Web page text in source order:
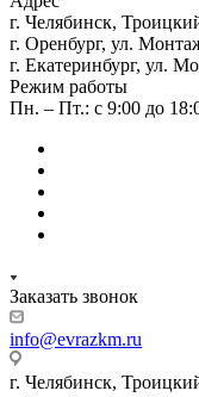
г. Челябинск,
г. Оренбург, ул.
г. Екатеринбург, ул.
Режим работы
Пн. – Пт.: с 9:00 до
Заказать звонок
info@evrazkm.ru
г. Челябинск,